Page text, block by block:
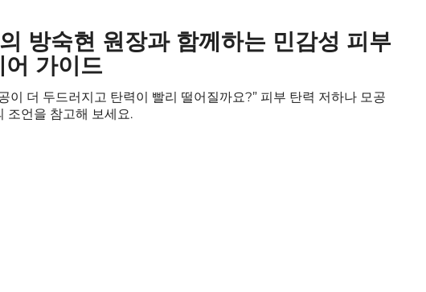
방숙현 원장과 함께하는 민감성 피부
어 가이드
이 더 두드러지고 탄력이 빨리 떨어질까요?” 피부 탄력 저하나 모공
조언을 참고해 보세요.